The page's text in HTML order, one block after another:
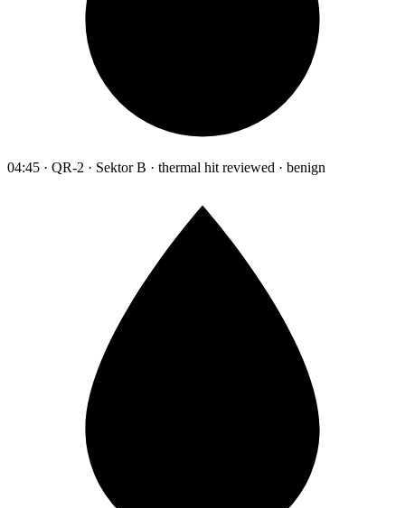
04:45 · QR-2 · Sektor B · thermal hit reviewed · benign